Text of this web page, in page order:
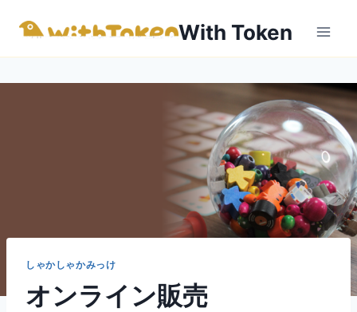
を
With Token
しゃかしゃかみっけ
オンライン販売